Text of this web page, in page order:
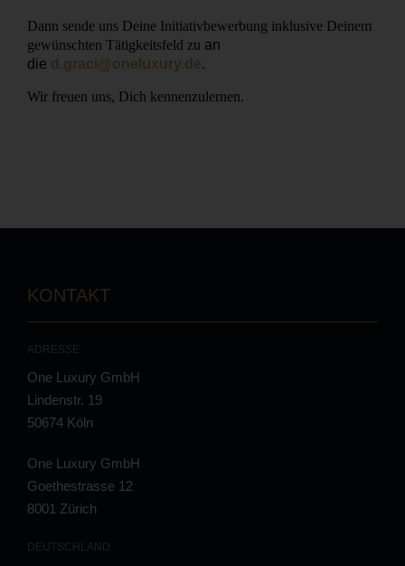
Dann sende uns Deine Initiativbewerbung inklusive Deinem
gewünschten Tätigkeitsfeld zu an
die d.graci@oneluxury.de.
Wir freuen uns, Dich kennenzulernen.
KONTAKT
ADRESSE
One Luxury GmbH
Lindenstr. 19
50674 Köln
One Luxury GmbH
Goethestrasse 12
8001 Zürich
DEUTSCHLAND